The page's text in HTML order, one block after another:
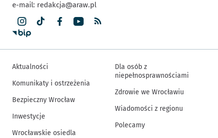
e-mail: redakcja@araw.pl
Aktualności
Komunikaty i ostrzeżenia
Bezpieczny Wrocław
Inwestycje
Wrocławskie osiedla
Dla osób z
niepełnosprawnościami
Zdrowie we Wrocławiu
Wiadomości z regionu
Polecamy